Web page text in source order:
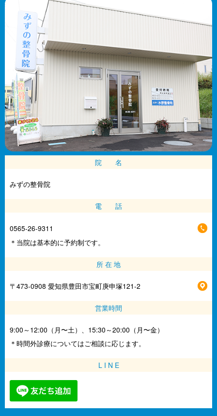
院 名
みずの整骨院
電 話
0565-26-9311
＊当院は基本的に予約制です。
所 在 地
〒473-0908 愛知県豊田市宝町庚申塚121-2
営業時間
9:00～12:00（月〜土）、15:30～20:00（月〜金）
＊時間外診療についてはご相談に応じます。
L I N E